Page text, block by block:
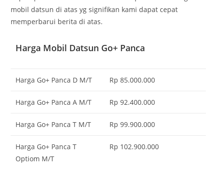
mobil datsun di atas yg signifikan kami dapat cepat
memperbarui berita di atas.
Harga Mobil Datsun Go+ Panca
Harga Go+ Panca D M/T Rp 85.000.000
Harga Go+ Panca A M/T Rp 92.400.000
Harga Go+ Panca T M/T Rp 99.900.000
Harga Go+ Panca T
Optiom M/T
Rp 102.900.000